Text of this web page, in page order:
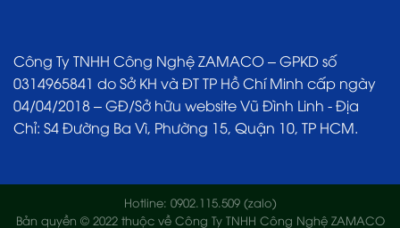
Công Ty TNHH Công Nghệ ZAMACO – GPKD số
0314965841 do Sở KH và ĐT TP Hồ Chí Minh cấp ngày
04/04/2018 – GĐ/Sở hữu website Vũ Đình Linh - Địa
Chỉ: S4 Đường Ba Vì, Phường 15, Quận 10, TP HCM.
Hotline: 0902.115.509 (zalo)
Bản quyền © 2022 thuộc về Công Ty TNHH Công Nghệ ZAMACO